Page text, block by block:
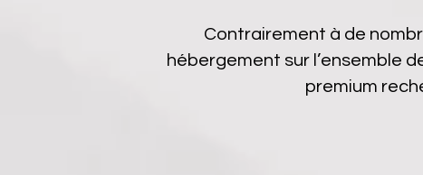
Contrairement à de
hébergement sur l’ensemble
premium